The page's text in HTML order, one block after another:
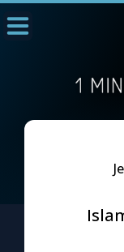
L'actualité de